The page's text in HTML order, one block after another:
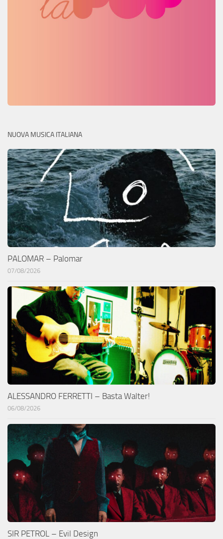
NUOVA MUSICA ITALIANA
PALOMAR – Palomar
07/08/2026
ALESSANDRO FERRETTI – Basta Walter!
06/08/2026
SIR PETROL – Evil Design